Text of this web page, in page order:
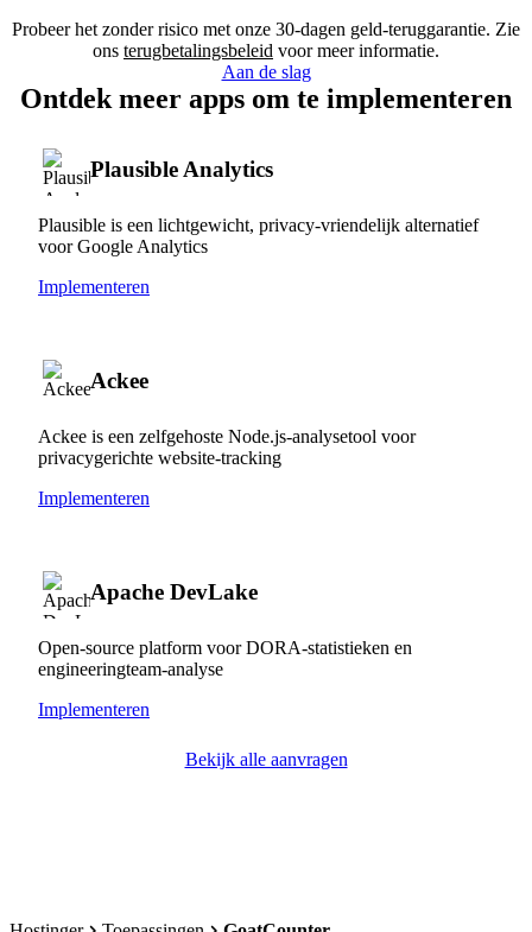
Probeer het zonder risico met onze 30-dagen geld-teruggarantie. Zie
ons terugbetalingsbeleid voor meer informatie.
Aan de slag
Ontdek meer apps om te implementeren
Plausible Analytics
Plausible is een lichtgewicht, privacy-vriendelijk alternatief
voor Google Analytics
Implementeren
Ackee
Ackee is een zelfgehoste Node.js-analysetool voor
privacygerichte website-tracking
Implementeren
Apache DevLake
Open-source platform voor DORA-statistieken en
engineeringteam-analyse
Implementeren
Bekijk alle aanvragen